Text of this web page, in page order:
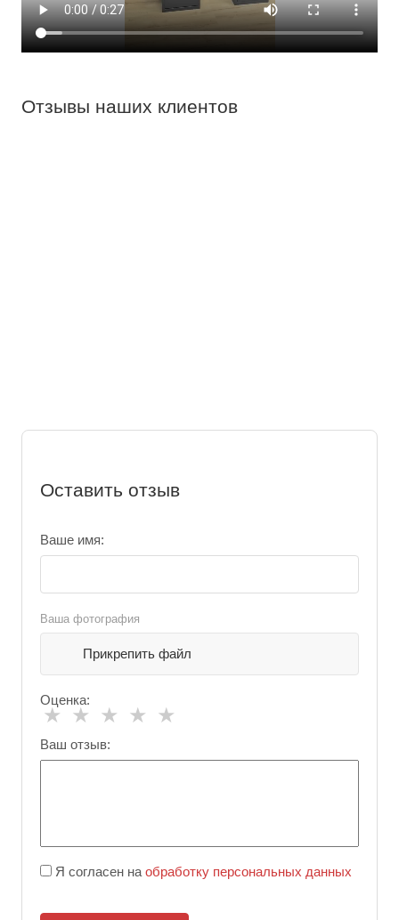
Отзывы наших клиентов
Оставить отзыв
Ваше имя:
Ваша фотография
Прикрепить файл
Оценка:
★
★
★
★
★
Ваш отзыв:
Я согласен на обработку персональных данных